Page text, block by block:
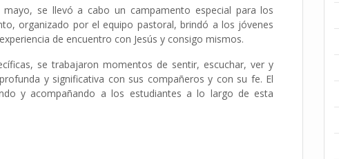
se llevó a cabo un campamento especial para los
organizado por el equipo pastoral, brindó a los jóvenes
de encuentro con Jesús y consigo mismos.
se trabajaron momentos de sentir, escuchar, ver y
y significativa con sus compañeros y con su fe. El
y acompañando a los estudiantes a lo largo de esta